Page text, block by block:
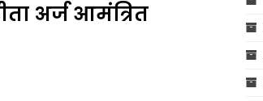
अर्ज आमंत्रित